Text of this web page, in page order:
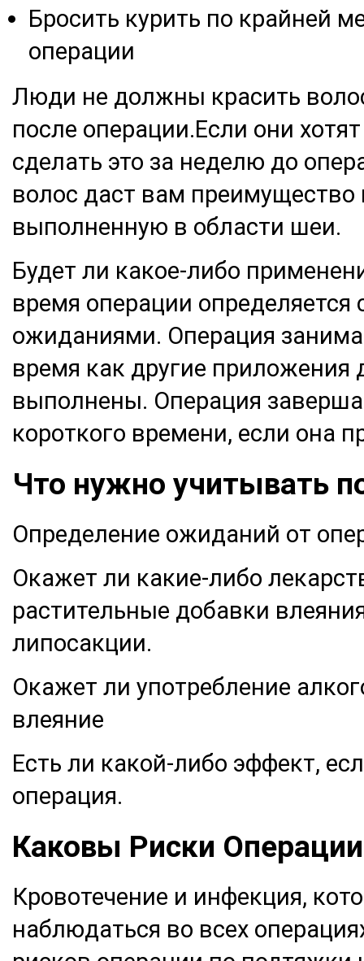
Бросить курить по крайней
операции
Люди не должны красить
после операции.Если они
сделать это за неделю до
волос даст вам преимущество
выполненную в области шеи.
Будет ли какое-либо
время операции определяется
ожиданиями. Операция
время как другие приложения
выполнены. Операция
короткого времени, если она
Что нужно учитывать
Определение ожиданий от
Окажет ли какие-либо
растительные добавки
липосакции.
Окажет ли употребление
влеяние
Есть ли какой-либо эффект,
операция.
Каковы Риски
Кровотечение и инфекция,
наблюдаться во всех